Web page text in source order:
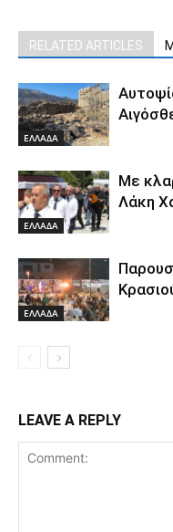
RELATED ARTICLES
ΕΛΛΑΔΑ
ΕΛΛΑΔΑ
Με
Λάκη
ΕΛΛΑΔΑ
LEAVE A REPLY